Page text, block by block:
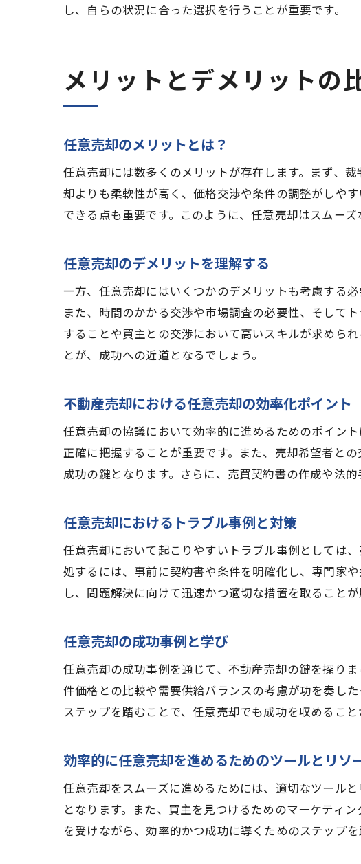
専門家のアド
不動産業
任意売却の成
成功事例
成功事例
任意売却
し、自らの状況に合った選択を行うことが重要です。
メリットとデメリットの
任意売却のメリットとは？
任意売却には数多くのメリットが存在します。まず、
却よりも柔軟性が高く、価格交渉や条件の調整がしや
できる点も重要です。このように、任意売却はスムー
任意売却のデメリットを理解する
一方、任意売却にはいくつかのデメリットも考慮する
また、時間のかかる交渉や市場調査の必要性、そして
することや買主との交渉において高いスキルが求めら
とが、成功への近道となるでしょう。
不動産売却における任意売却の効率化ポイント
任意売却の協議において効率的に進めるためのポイン
正確に把握することが重要です。また、売却希望者と
成功の鍵となります。さらに、売買契約書の作成や法
任意売却におけるトラブル事例と対策
任意売却において起こりやすいトラブル事例としては
処するには、事前に契約書や条件を明確化し、専門家
し、問題解決に向けて迅速かつ適切な措置を取ること
任意売却の成功事例と学び
任意売却の成功事例を通じて、不動産売却の鍵を探り
件価格との比較や需要供給バランスの考慮が功を奏し
ステップを踏むことで、任意売却でも成功を収めること
効率的に任意売却を進めるためのツールとリソ
任意売却をスムーズに進めるためには、適切なツール
となります。また、買主を見つけるためのマーケティ
を受けながら、効率的かつ成功に導くためのステップを